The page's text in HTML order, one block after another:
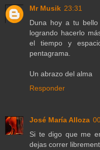
Mr Musik 23:31
Duna hoy a tu
logrando hacerlo
el tiempo y
pentagrama.
Un abrazo del alma
Responder
José María Alloza
Si te digo que me
dejas correr